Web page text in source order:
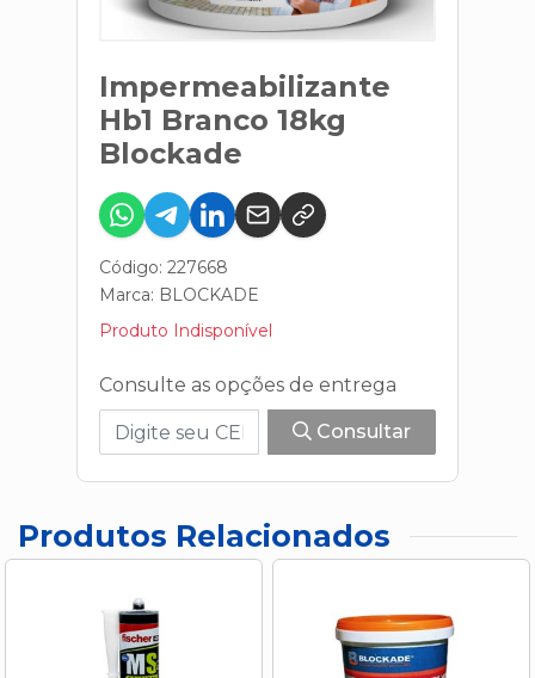
Impermeabilizante
Hb1 Branco 18kg
Blockade
Código: 227668
Marca: BLOCKADE
Produto Indisponível
Consulte as opções de entrega
Consultar
Produtos Relacionados